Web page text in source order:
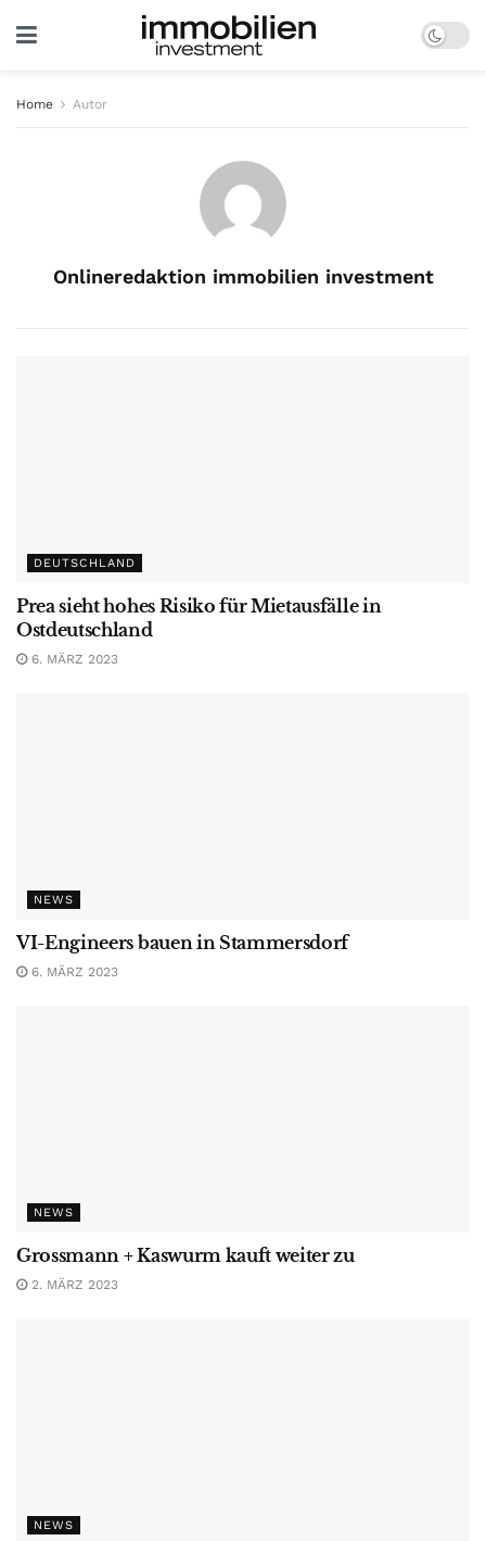
Home Autor
Onlineredaktion immobilien investment
DEUTSCHLAND
Prea sieht hohes Risiko für Mietausfälle in
Ostdeutschland
6. MÄRZ 2023
NEWS
VI-Engineers bauen in Stammersdorf
6. MÄRZ 2023
NEWS
Grossmann + Kaswurm kauft weiter zu
2. MÄRZ 2023
NEWS